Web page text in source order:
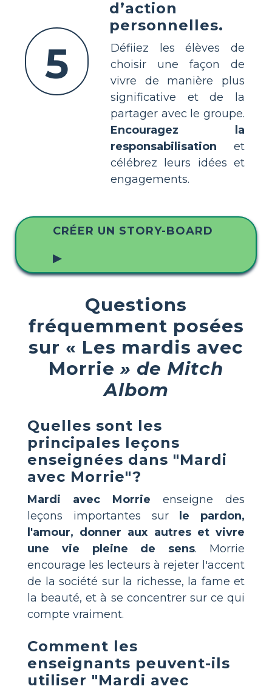
5
d’action
personnelles.
Défiiez les élèves de
choisir une façon de
vivre de manière plus
significative et de la
partager avec le groupe.
Encouragez la
responsabilisation et
célébrez leurs idées et
engagements.
CRÉER UN STORY-BOARD
▶
Questions
fréquemment posées
sur « Les mardis avec
Morrie » de Mitch
Albom
Quelles sont les
principales leçons
enseignées dans "Mardi
avec Morrie"?
Mardi avec Morrie enseigne des
leçons importantes sur
le pardon,
l'amour, donner aux autres et vivre
une vie pleine de sens. Morrie
encourage les lecteurs à rejeter l'accent
de la société sur la richesse, la fame et
la beauté, et à se concentrer sur ce qui
compte vraiment.
Comment les
enseignants peuvent-ils
utiliser "Mardi avec